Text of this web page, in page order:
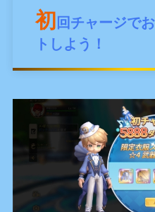
初 回チャージで
トしよう！